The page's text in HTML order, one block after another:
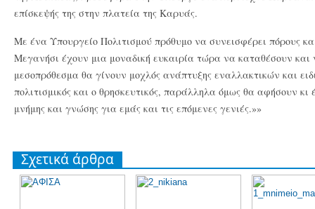
επίσκεψής της στην πλατεία της Καρυάς.
Με ένα Υπουργείο Πολιτισμού πρόθυμο να συνεισφέρει πόρους
Μεγανήσι έχουν μια μοναδική ευκαιρία τώρα να καταθέσουν και
μεσοπρόθεσμα θα γίνουν μοχλός ανάπτυξης εναλλακτικών και
πολιτισμικός και ο θρησκευτικός, παράλληλα όμως θα αφήσουν
μνήμης και γνώσης για εμάς και τις επόμενες γενιές.»»
Σχετικά άρθρα